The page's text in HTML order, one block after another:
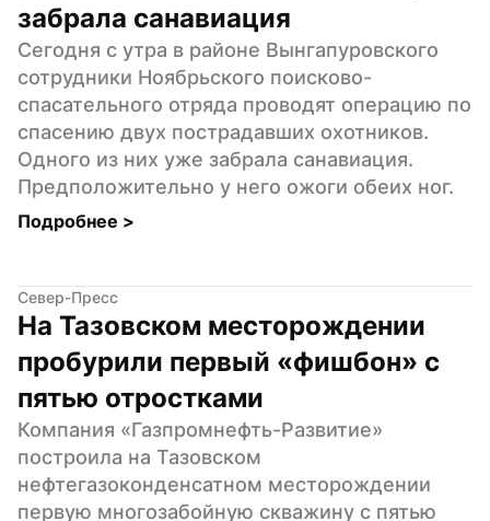
забрала санавиация
Сегодня с утра в районе Вынгапуровского
сотрудники Ноябрьского поисково-
спасательного отряда проводят операцию по
спасению двух пострадавших охотников.
Одного из них уже забрала санавиация.
Предположительно у него ожоги обеих ног.
Подробнее >
Север-Пресс
На Тазовском месторождении
пробурили первый «фишбон» с
пятью отростками
Компания «Газпромнефть-Развитие»
построила на Тазовском
нефтегазоконденсатном месторождении
первую многозабойную скважину с пятью